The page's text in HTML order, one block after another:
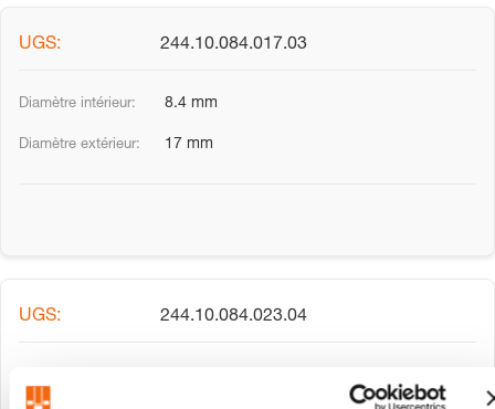
244.10.084.017.03
8.4 mm
17 mm
244.10.084.023.04